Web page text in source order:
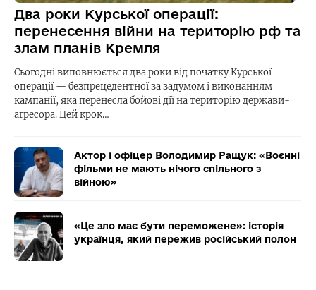
Два роки Курської операції:
перенесення війни на територію рф та
злам планів Кремля
Сьогодні виповнюється два роки від початку Курської
операції — безпрецедентної за задумом і виконанням
кампанії, яка перенесла бойові дії на територію держави-
агресора. Цей крок…
Актор і офіцер Володимир Ращук: «Воєнні
фільми не мають нічого спільного з
війною»
«Це зло має бути переможене»: історія
українця, який пережив російський полон